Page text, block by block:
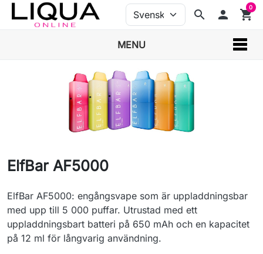
search person shopping_cart
0
MENU
ElfBar AF5000
ElfBar AF5000: engångsvape som är uppladdningsbar
med upp till 5 000 puffar. Utrustad med ett
uppladdningsbart batteri på 650 mAh och en kapacitet
på 12 ml för långvarig användning.